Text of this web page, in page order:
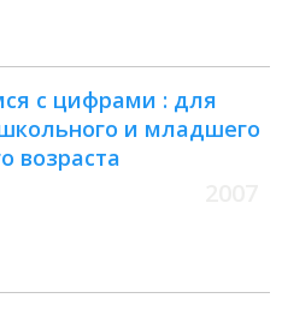
с цифрами : для
и младшего
возраста